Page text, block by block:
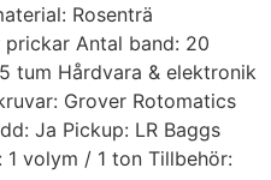
Rosenträ
prickar Antal band: 20
tum Hårdvara & elektronik
Grover Rotomatics
Ja Pickup: LR Baggs
volym / 1 ton Tillbehör: